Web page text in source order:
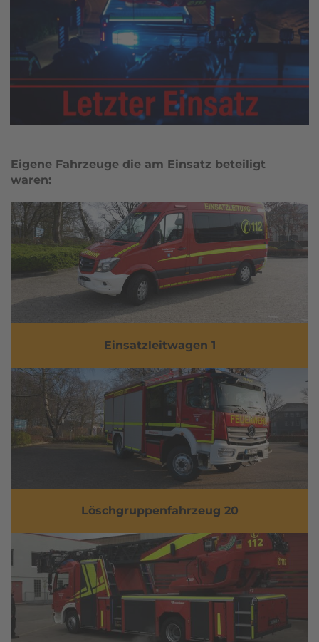
Eigene Fahrzeuge die am Einsatz beteiligt
waren:
Einsatzleitwagen 1
Löschgruppenfahrzeug 20